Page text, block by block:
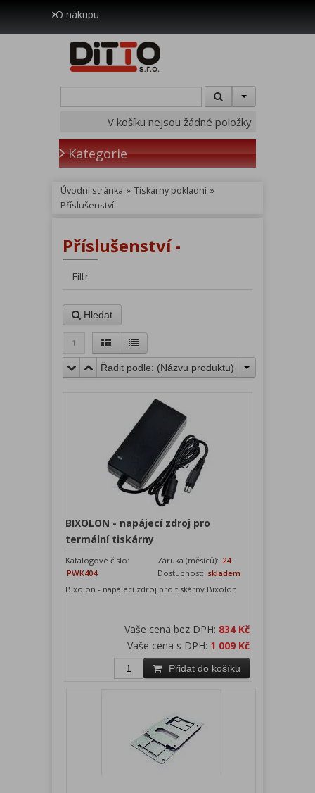
O nákupu
V košíku nejsou žádné položky
Kategorie
Úvodní stránka » Tiskárny pokladní »
Příslušenství
Příslušenství -
Filtr
Hledat
1
Řadit podle: (Názvu produktu)
BIXOLON - napájecí zdroj pro
termální tiskárny
Katalogové číslo:
PWK404
Záruka (měsíců): 24
Dostupnost: skladem
Bixolon - napájecí zdroj pro tiskárny Bixolon
Vaše cena bez DPH: 834 Kč
Vaše cena s DPH: 1 009 Kč
Přidat do košíku